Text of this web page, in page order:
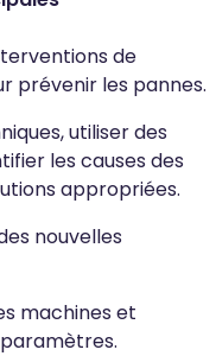
de
prévenir les pannes.
utiliser des
les causes des
appropriées.
nouvelles
machines et